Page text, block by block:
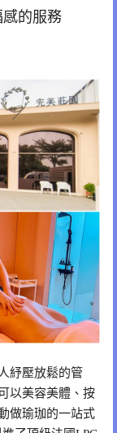
感的服務
紓壓放鬆的管
以美容美體、按
做瑜珈的一站式